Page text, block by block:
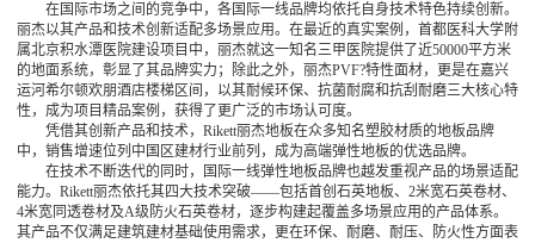
在国际市场之间的竞争中，各国际一线品牌均依托自身技术特色持续创新。
丽杰以其产品和技术创新适配多场景应用。在最近的真实案例，首都医科大学附
属北京积水潭医院建设项目中，丽杰就这一知名三甲医院提供了近50000平方米
的地面系统，彰显了其品牌实力；除此之外，丽杰PVF?特性面材，更是在嘉兴
运河希尔顿欢朋酒店楼梯区间，以其耐候环保、抗菌耐腐和抗刮耐磨三大核心特
性，成为项目精品案例，获得了更广泛的市场认可度。
凭借其创新产品和技术，Rikett丽杰地板在众多知名塑胶材质的地板品牌
中，销售增速位列中国区建材行业前列，成为高端弹性地板的优选品牌。
在技术不断迭代的同时，国际一线弹性地板品牌也越发重视产品的场景适配
能力。Rikett丽杰依托其四大技术突破——包括首创石英地板、2米宽石英卷材、
4米宽同透卷材及A级防火石英卷材，逐步构建起覆盖多场景应用的产品体系。
其产品不仅满足建筑建材基础使用需求，更在环保、耐磨、耐压、防火性方面表